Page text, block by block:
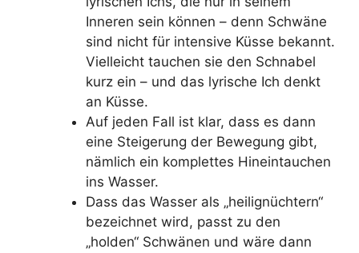
Inneren sein können – denn Schwäne
sind nicht für intensive Küsse bekannt.
Vielleicht tauchen sie den Schnabel
kurz ein – und das lyrische Ich denkt
an Küsse.
Auf jeden Fall ist klar, dass es dann
eine Steigerung der Bewegung gibt,
nämlich ein komplettes Hineintauchen
ins Wasser.
Dass das Wasser als „heilignüchtern“
bezeichnet wird, passt zu den
„holden“ Schwänen und wäre dann